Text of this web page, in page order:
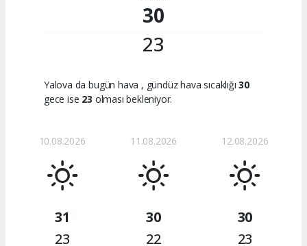
30
23
Yalova da bugün hava , gündüz hava sıcaklığı30
gece ise 23 olması bekleniyor.
10.08.2026
31
23
11.08.2026
30
22
12.08.2026
30
23